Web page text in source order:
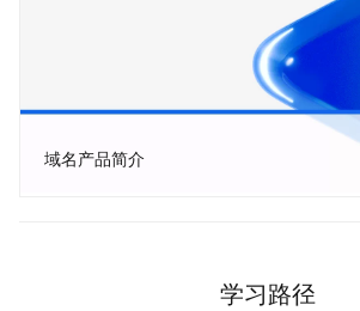
域名产品简介
学习路径